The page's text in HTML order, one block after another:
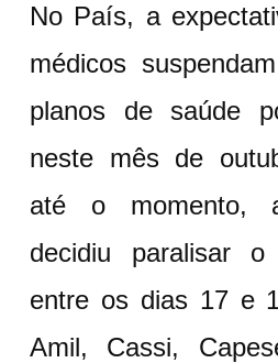
No País, a
médicos
planos de saúde
neste mês de
até o momento,
decidiu paralisar
entre os dias 17 e
Amil, Cassi,